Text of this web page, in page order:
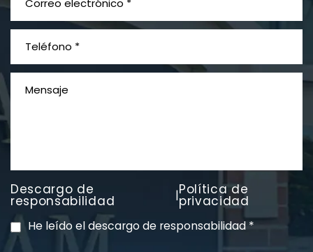
¿Qué es el mesotelioma?
PVC Cloruro de polivinilo
Exposición
Descargo de
responsabilidad |Política de
privacidad
He leído el descargo de responsabilidad*